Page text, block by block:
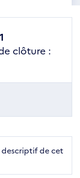
clôture :
descriptif de cet